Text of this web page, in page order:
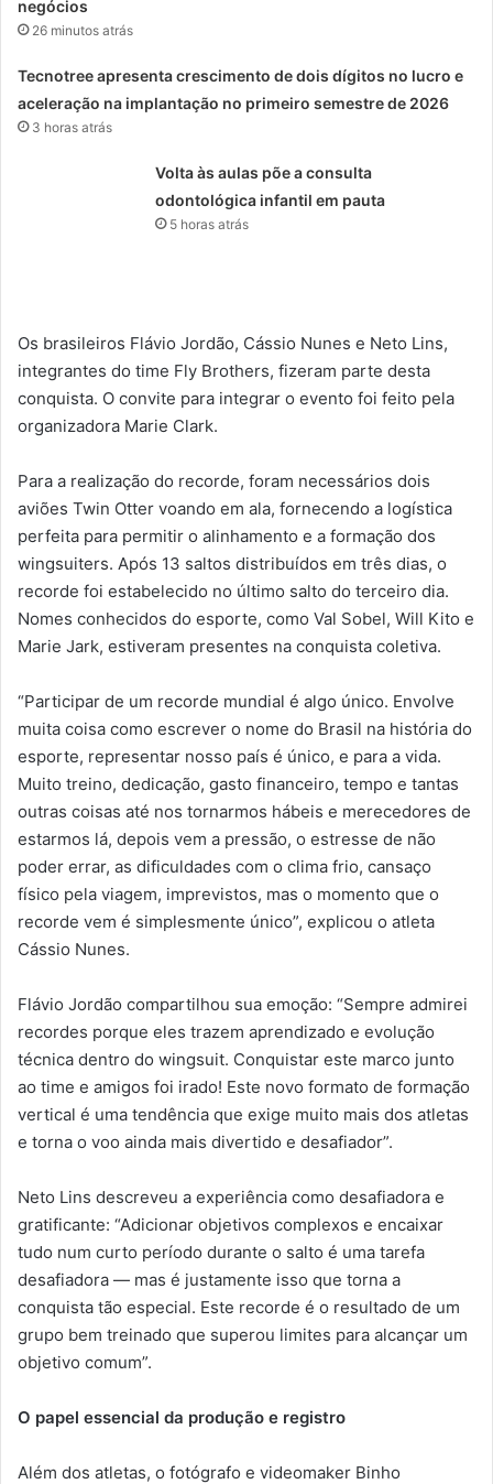
negócios
26 minutos atrás
Tecnotree apresenta crescimento de dois dígitos no lucro e
aceleração na implantação no primeiro semestre de 2026
3 horas atrás
Volta às aulas põe a consulta
odontológica infantil em pauta
5 horas atrás
Os brasileiros Flávio Jordão, Cássio Nunes e Neto Lins,
integrantes do time Fly Brothers, fizeram parte desta
conquista. O convite para integrar o evento foi feito pela
organizadora Marie Clark.
Para a realização do recorde, foram necessários dois
aviões Twin Otter voando em ala, fornecendo a logística
perfeita para permitir o alinhamento e a formação dos
wingsuiters. Após 13 saltos distribuídos em três dias, o
recorde foi estabelecido no último salto do terceiro dia.
Nomes conhecidos do esporte, como Val Sobel, Will Kito e
Marie Jark, estiveram presentes na conquista coletiva.
“Participar de um recorde mundial é algo único. Envolve
muita coisa como escrever o nome do Brasil na história do
esporte, representar nosso país é único, e para a vida.
Muito treino, dedicação, gasto financeiro, tempo e tantas
outras coisas até nos tornarmos hábeis e merecedores de
estarmos lá, depois vem a pressão, o estresse de não
poder errar, as dificuldades com o clima frio, cansaço
físico pela viagem, imprevistos, mas o momento que o
recorde vem é simplesmente único”, explicou o atleta
Cássio Nunes.
Flávio Jordão compartilhou sua emoção: “Sempre admirei
recordes porque eles trazem aprendizado e evolução
técnica dentro do wingsuit. Conquistar este marco junto
ao time e amigos foi irado! Este novo formato de formação
vertical é uma tendência que exige muito mais dos atletas
e torna o voo ainda mais divertido e desafiador”.
Neto Lins descreveu a experiência como desafiadora e
gratificante: “Adicionar objetivos complexos e encaixar
tudo num curto período durante o salto é uma tarefa
desafiadora — mas é justamente isso que torna a
conquista tão especial. Este recorde é o resultado de um
grupo bem treinado que superou limites para alcançar um
objetivo comum”.
O papel essencial da produção e registro
Além dos atletas, o fotógrafo e videomaker Binho